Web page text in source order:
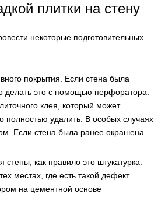
плитки на стену
некоторые подготовительных
покрытия. Если стена была
делать это с помощью перфоратора.
клея, который может
полностью удалить. В особых случаях
Если стена была ранее окрашена
как правило это штукатурка.
местах, где есть такой дефект
на цементной основе